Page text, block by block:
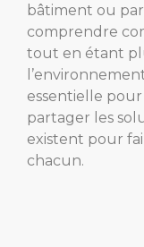
bâtiment ou
comprendre
tout en étant
essentielle
partager les
existent pour
chacun.